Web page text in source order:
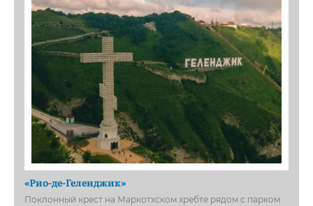
«Рио-де-Геленджик»
Поклонный крест на Маркотхском хребте рядом с парком